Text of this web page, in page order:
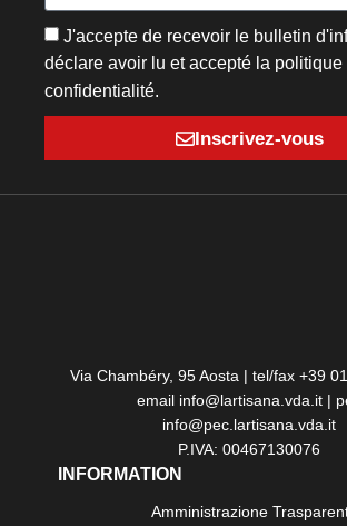
J'accepte de recevoir le bulletin
déclare avoir lu et accepté la politique
confidentialité.
Inscrivez-vous
Via Chambéry, 95 Aosta | tel/fax +39
email info@lartisana.vda.it |
info@pec.lartisana.vda.it
P.IVA: 00467130076
INFORMATION
Amministrazione